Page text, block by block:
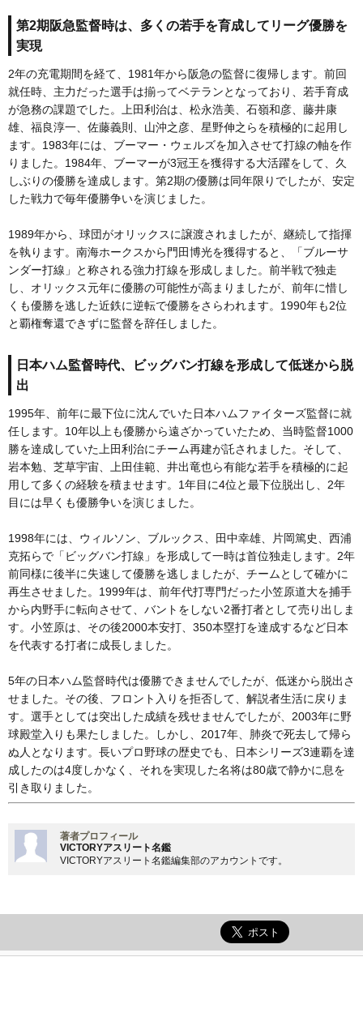
第2期阪急監督時は、多くの若手を育成してリーグ優勝を
実現
2年の充電期間を経て、1981年から阪急の監督に復帰します。前回
就任時、主力だった選手は揃ってベテランとなっており、若手育成
が急務の課題でした。上田利治は、松永浩美、石嶺和彦、藤井康
雄、福良淳一、佐藤義則、山沖之彦、星野伸之らを積極的に起用し
ます。1983年には、ブーマー・ウェルズを加入させて打線の軸を作
りました。1984年、ブーマーが3冠王を獲得する大活躍をして、久
しぶりの優勝を達成します。第2期の優勝は同年限りでしたが、安定
した戦力で毎年優勝争いを演じました。
1989年から、球団がオリックスに譲渡されましたが、継続して指揮
を執ります。南海ホークスから門田博光を獲得すると、「ブルーサ
ンダー打線」と称される強力打線を形成しました。前半戦で独走
し、オリックス元年に優勝の可能性が高まりましたが、前年に惜し
くも優勝を逃した近鉄に逆転で優勝をさらわれます。1990年も2位
と覇権奪還できずに監督を辞任しました。
日本ハム監督時代、ビッグバン打線を形成して低迷から脱
出
1995年、前年に最下位に沈んでいた日本ハムファイターズ監督に就
任します。10年以上も優勝から遠ざかっていたため、当時監督1000
勝を達成していた上田利治にチーム再建が託されました。そして、
岩本勉、芝草宇宙、上田佳範、井出竜也ら有能な若手を積極的に起
用して多くの経験を積ませます。1年目に4位と最下位脱出し、2年
目には早くも優勝争いを演じました。
1998年には、ウィルソン、ブルックス、田中幸雄、片岡篤史、西浦
克拓らで「ビッグバン打線」を形成して一時は首位独走します。2年
前同様に後半に失速して優勝を逃しましたが、チームとして確かに
再生させました。1999年は、前年代打専門だった小笠原道大を捕手
から内野手に転向させて、バントをしない2番打者として売り出しま
す。小笠原は、その後2000本安打、350本塁打を達成するなど日本
を代表する打者に成長しました。
5年の日本ハム監督時代は優勝できませんでしたが、低迷から脱出さ
せました。その後、フロント入りを拒否して、解説者生活に戻りま
す。選手としては突出した成績を残せませんでしたが、2003年に野
球殿堂入りも果たしました。しかし、2017年、肺炎で死去して帰ら
ぬ人となります。長いプロ野球の歴史でも、日本シリーズ3連覇を達
成したのは4度しかなく、それを実現した名将は80歳で静かに息を
引き取りました。
著者プロフィール
VICTORYアスリート名鑑
VICTORYアスリート名鑑編集部のアカウントです。